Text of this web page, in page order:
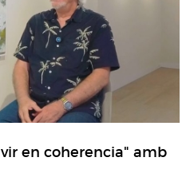
en coherencia" amb